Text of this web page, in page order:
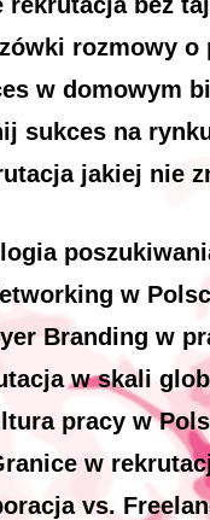
rozmowy o
w domowym
sukces na
jakiej nie
w
Branding w
w skali
pracy w
w
vs.